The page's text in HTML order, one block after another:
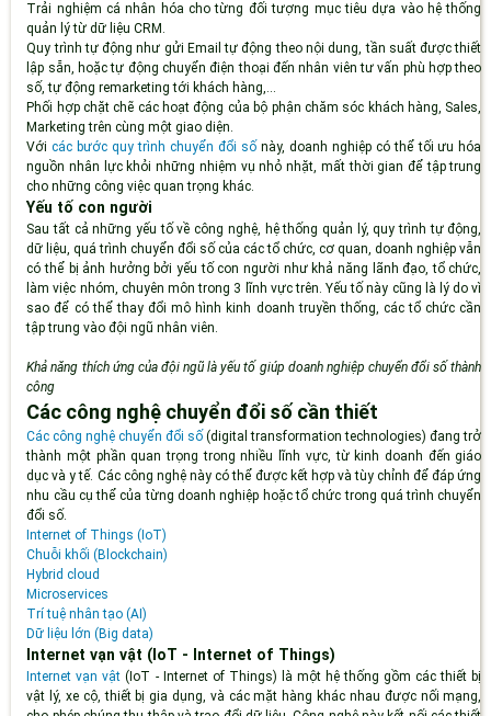
Trải nghiệm cá nhân hóa cho từng đối tượng mục tiêu dựa vào hệ thống
quản lý từ dữ liệu CRM.
Quy trình tự động như gửi Email tự động theo nội dung, tần suất được thiết
lập sẵn, hoặc tự động chuyển điện thoại đến nhân viên tư vấn phù hợp theo
số, tự động remarketing tới khách hàng,...
Phối hợp chặt chẽ các hoạt động của bộ phận chăm sóc khách hàng, Sales,
Marketing trên cùng một giao diện.
Vớicác bước quy trình chuyển đổi sốnày, doanh nghiệp có thể tối ưu hóa
nguồn nhân lực khỏi những nhiệm vụ nhỏ nhặt, mất thời gian để tập trung
cho những công việc quan trọng khác.
Yếu tố con người
Sau tất cả những yếu tố về công nghệ, hệ thống quản lý, quy trình tự động,
dữ liệu, quá trình chuyển đổi số của các tổ chức, cơ quan, doanh nghiệp vẫn
có thể bị ảnh hưởng bởi yếu tố con người như khả năng lãnh đạo, tổ chức,
làm việc nhóm, chuyên môn trong 3 lĩnh vực trên. Yếu tố này cũng là lý do vì
sao để có thể thay đổi mô hình kinh doanh truyền thống, các tổ chức cần
tập trung vào đội ngũ nhân viên.
Khả năng thích ứng của đội ngũ là yếu tố giúp doanh nghiệp chuyển đổi số thành
công
Các công nghệ chuyển đổi số cần thiết
Các công nghệ chuyển đổi số (digital transformation technologies) đang trở
thành một phần quan trọng trong nhiều lĩnh vực, từ kinh doanh đến giáo
dục và y tế. Các công nghệ này có thể được kết hợp và tùy chỉnh để đáp ứng
nhu cầu cụ thể của từng doanh nghiệp hoặc tổ chức trong quá trình chuyển
đổi số.
Internet of Things (IoT)
Chuỗi khối (Blockchain)
Hybrid cloud
Microservices
Trí tuệ nhân tạo (AI)
Dữ liệu lớn (Big data)
Internet vạn vật (IoT - Internet of Things)
Internet vạn vật (IoT - Internet of Things) là một hệ thống gồm các thiết bị
vật lý, xe cộ, thiết bị gia dụng, và các mặt hàng khác nhau được nối mạng,